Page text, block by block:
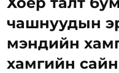
чашнуудын
мэндийн
хамгийн